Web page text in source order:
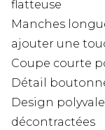
flatteuse
Manches
ajouter une
Coupe courte
Détail
Design
décontractées